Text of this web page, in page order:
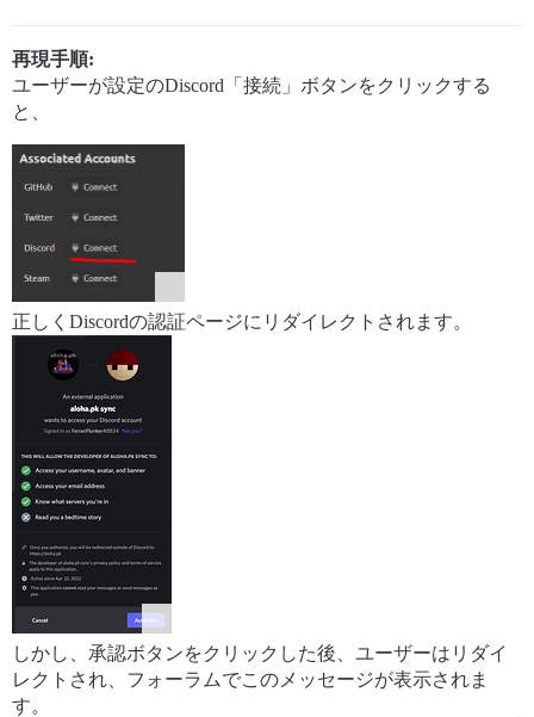
再現手順:
ユーザーが設定のDiscord「接続」ボタンをクリックする
と、
正しくDiscordの認証ページにリダイレクトされます。
しかし、承認ボタンをクリックした後、ユーザーはリダイ
レクトされ、フォーラムでこのメッセージが表示されま
す。